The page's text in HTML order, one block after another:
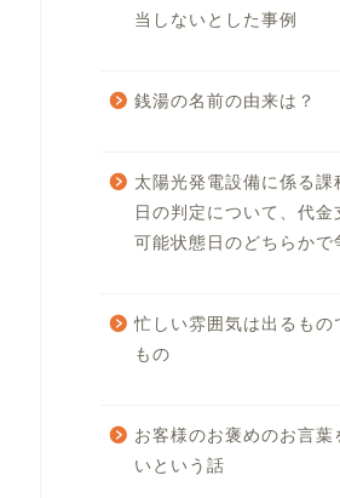
当しないとした事例
銭湯の名前の由来は？
太陽光発電設備に係る課
日の判定について、代
可能状態日のどちらかで
忙しい雰囲気は出るもの
もの
お客様のお褒めのお言葉
いという話